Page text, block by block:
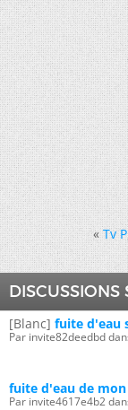
« Tv
DISCUSSIONS
[Blanc] fuite d'eau
Par invite82deedbd
fuite d'eau de
Par invite4617e4b2